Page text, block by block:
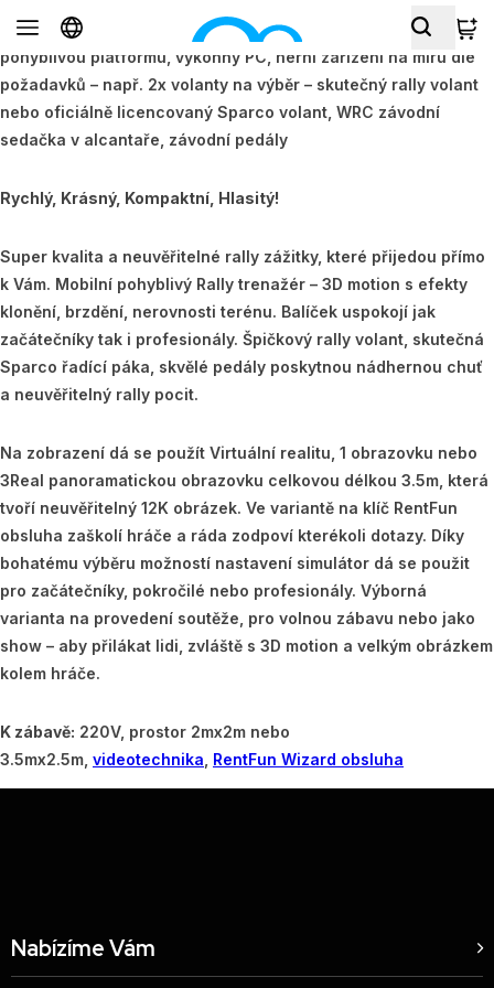
Balík “Pohyblivý Rally simulátor Expert” zahrnuje:
3D motion
pohyblivou platformu, výkonný PC, herní zařízení na míru dle
požadavků – např. 2x volanty na výběr – skutečný rally volant
nebo oficiálně licencovaný Sparco volant, WRC závodní
sedačka v alcantaře, závodní pedály
Rychlý, Krásný, Kompaktní, Hlasitý!
Super kvalita a neuvěřitelné rally zážitky, které přijedou přímo
k Vám. Mobilní pohyblivý Rally trenažér – 3D motion s efekty
klonění, brzdění, nerovnosti terénu. Balíček uspokojí jak
začátečníky tak i profesionály. Špičkový rally volant, skutečná
Sparco řadící páka, skvělé pedály poskytnou nádhernou chuť
a neuvěřitelný rally pocit.
Na zobrazení dá se použít Virtuální realitu, 1 obrazovku nebo
3Real panoramatickou obrazovku celkovou délkou 3.5m, která
tvoří neuvěřitelný 12K obrázek. Ve variantě na klíč RentFun
obsluha zaškolí hráče a ráda zodpoví kterékoli dotazy. Díky
bohatému výběru možností nastavení simulátor dá se použit
pro začátečníky, pokročilé nebo profesionály. Výborná
varianta na provedení soutěže, pro volnou zábavu nebo jako
show – aby přilákat lidi, zvláště s 3D motion a velkým obrázkem
kolem hráče.
K zábavě: 220V, prostor 2mx2m nebo
3.5mx2.5m, videotechnika RentFun Wizard obsluha
Nabízíme Vám